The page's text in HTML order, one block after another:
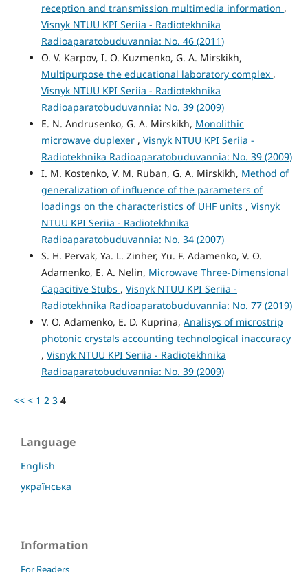
reception and transmission multimedia information ,
Visnyk NTUU KPI Seriia - Radiotekhnika
Radioaparatobuduvannia: No. 46 (2011)
O. V. Karpov, I. O. Kuzmenko, G. A. Mirskikh,
Multipurpose the educational laboratory complex ,
Visnyk NTUU KPI Seriia - Radiotekhnika
Radioaparatobuduvannia: No. 39 (2009)
E. N. Andrusenko, G. A. Mirskikh, Monolithic
microwave duplexer , Visnyk NTUU KPI Seriia -
Radiotekhnika Radioaparatobuduvannia: No. 39 (2009)
I. M. Kostenko, V. M. Ruban, G. A. Mirskikh, Method of
generalization of influence of the parameters of
loadings on the characteristics of UHF units , Visnyk
NTUU KPI Seriia - Radiotekhnika
Radioaparatobuduvannia: No. 34 (2007)
S. H. Pervak, Ya. L. Zinher, Yu. F. Adamenko, V. O.
Adamenko, E. A. Nelin, Microwave Three-Dimensional
Capacitive Stubs , Visnyk NTUU KPI Seriia -
Radiotekhnika Radioaparatobuduvannia: No. 77 (2019)
V. O. Adamenko, E. D. Kuprina, Analisys of microstrip
photonic crystals accounting technological inaccuracy
, Visnyk NTUU KPI Seriia - Radiotekhnika
Radioaparatobuduvannia: No. 39 (2009)
<< < 1 2 3 4
Language
English
українська
Information
For Readers